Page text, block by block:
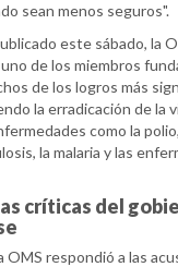
sean menos seguros".
este sábado, la
de los miembros
de los logros más
la erradicación de la
como la
la malaria y las
críticas del
OMS respondió a las